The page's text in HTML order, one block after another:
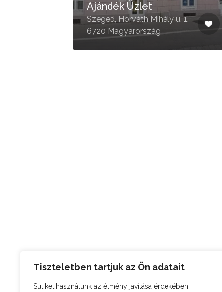
Tiszteletben tartjuk az Ön adatait
Sütiket használunk az élmény javítása érdekében
Ajándék Üzlet
Szeged, Horváth Mihály u. 1,
6720 Magyarország